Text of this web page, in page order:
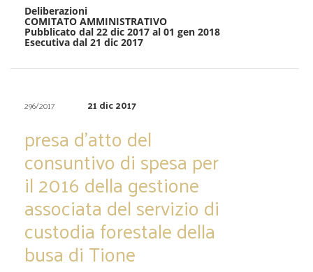
Deliberazioni
COMITATO AMMINISTRATIVO
Pubblicato dal 22 dic 2017 al 01 gen 2018
Esecutiva dal 21 dic 2017
296/2017 21 dic 2017
presa d’atto del
consuntivo di spesa per
il 2016 della gestione
associata del servizio di
custodia forestale della
busa di Tione